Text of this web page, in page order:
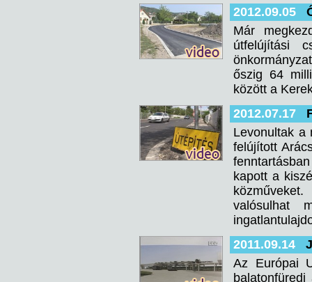
2012.09.05
Már
útfelújítási
őszig 64
között a
2012.07.17
Levonultak a
felújított
kapott a
valósulhat
2011.09.14
Az Európai